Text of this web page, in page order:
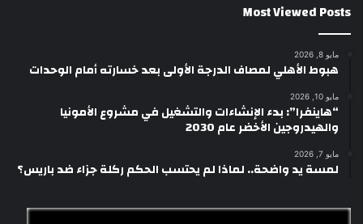
Most Viewed Posts
مايو 8, 2026
هبوط الأهلي لمصاف الدرجة الأولى بعد خسارته أمام الوحدات
مايو 10, 2026
“هاينفرا”: بدء الإنشاءات والتشغيل في مشروع الأمونيا
والهيدروجين الأخضر عام 2030
مايو 7, 2026
لمسة يد واضحة.. لماذا لم يحتسب الحكم ركلة جزاء ضد باريس؟